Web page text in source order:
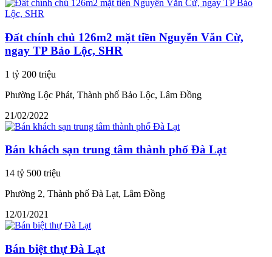
Đất chính chủ 126m2 mặt tiền Nguyễn Văn Cừ,
ngay TP Bảo Lộc, SHR
1 tỷ 200 triệu
Phường Lộc Phát, Thành phố Bảo Lộc, Lâm Đồng
21/02/2022
Bán khách sạn trung tâm thành phố Đà Lạt
14 tỷ 500 triệu
Phường 2, Thành phố Đà Lạt, Lâm Đồng
12/01/2021
Bán biệt thự Đà Lạt